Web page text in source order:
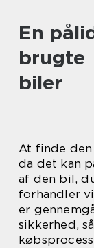
En
brugte
biler
At finde
da det kan
af den bil,
forhandler
er
sikkerhed,